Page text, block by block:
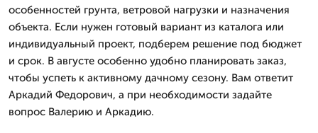
особенностей грунта, ветровой нагрузки и назначения
объекта. Если нужен готовый вариант из каталога или
индивидуальный проект, подберем решение под бюджет
и срок. В августе особенно удобно планировать заказ,
чтобы успеть к активному дачному сезону. Вам ответит
Аркадий Федорович, а при необходимости задайте
вопрос Валерию и Аркадию.